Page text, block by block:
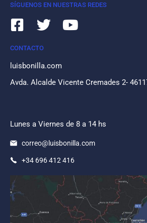
SÍGUENOS EN NUESTRAS REDES
CONTACTO
luisbonilla.com
Avda. Alcalde Vicente Cremades 2-
Lunes a Viernes de 8 a 14 hs
correo@luisbonilla.com
+34 696 412 416